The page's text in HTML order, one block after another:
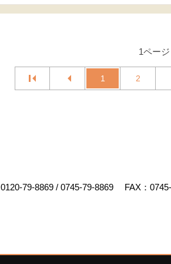
1ページ
1 2
0120-79-8869 / 0745-79-8869
FAX：